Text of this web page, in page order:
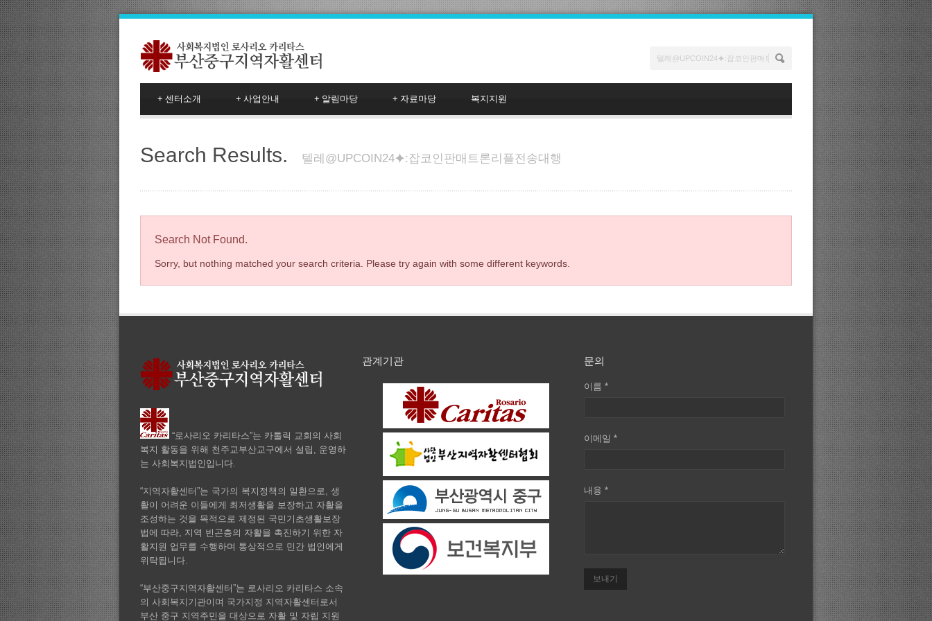
센터소개
+ 사업안내
+ 알림마당
+ 자료마당
+ 복지지원
Search Results. 텔레@UPCOIN24⯌:잡코인판매트론리플전송대행
Search Not Found.
Sorry, but nothing matched your search criteria. Please try again with some different keywords.
“로사리오 카리타스”는 카톨릭 교회의 사회
복지 활동을 위해 천주교부산교구에서 설립, 운영하
는 사회복지법인입니다.
“지역자활센터”는 국가의 복지정책의 일환으로, 생
활이 어려운 이들에게 최저생활을 보장하고 자활을
조성하는 것을 목적으로 제정된 국민기초생활보장
법에 따라, 지역 빈곤층의 자활을 촉진하기 위한 자
활지원 업무를 수행하며 통상적으로 민간 법인에게
위탁됩니다.
“부산중구지역자활센터”는 로사리오 카리타스 소속
의 사회복지기관이며 국가지정 지역자활센터로서
부산 중구 지역주민을 대상으로 자활 및 자립 지원
관계기관 문의
이름 *
이메일 *
내용 *
보내기